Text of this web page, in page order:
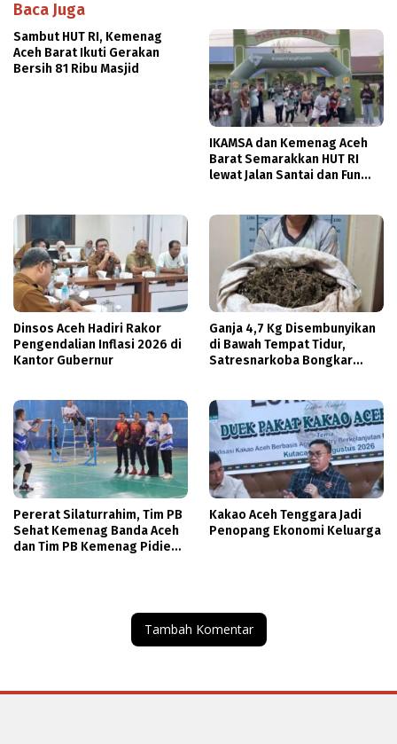
Baca Juga
Sambut HUT RI, Kemenag
Aceh Barat Ikuti Gerakan
Bersih 81 Ribu Masjid
IKAMSA dan Kemenag Aceh
Barat Semarakkan HUT RI
lewat Jalan Santai dan Fun
Dinsos Aceh Hadiri Rakor
Pengendalian Inflasi 2026 di
Kantor Gubernur
Ganja 4,7 Kg Disembunyikan
di Bawah Tempat Tidur,
Satresnarkoba Bongkar
Pererat Silaturrahim, Tim PB
Sehat Kemenag Banda Aceh
dan Tim PB Kemenag Pidie
Kakao Aceh Tenggara Jadi
Penopang Ekonomi Keluarga
Tambah Komentar